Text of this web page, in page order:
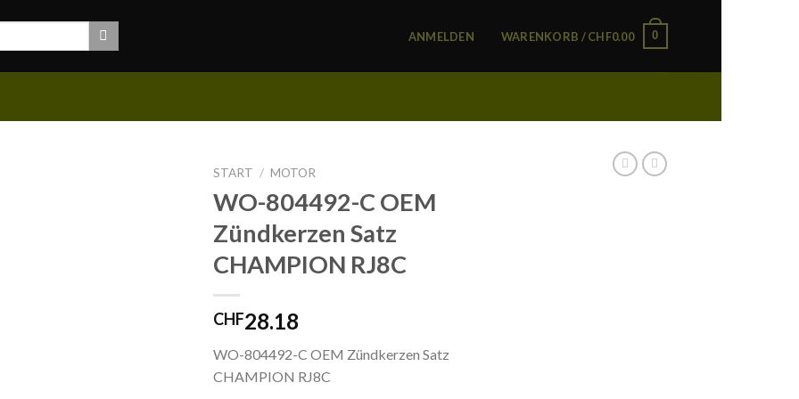
ANMELDEN WARENKORB /CHF0.00 0
START / MOTOR
WO-804492-C OEM
Zündkerzen Satz
CHAMPION RJ8C
CHF28.18
WO-804492-C OEM Zündkerzen Satz
CHAMPION RJ8C